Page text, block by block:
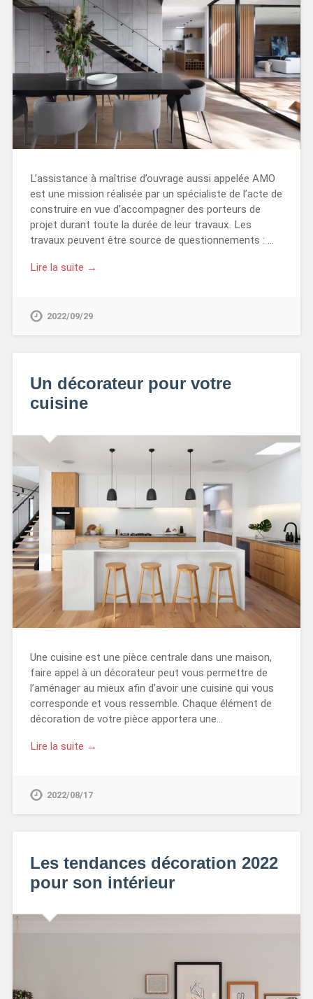
L’assistance à maîtrise d’ouvrage aussi appelée AMO
est une mission réalisée par un spécialiste de l’acte de
construire en vue d’accompagner des porteurs de
projet durant toute la durée de leur travaux. Les
travaux peuvent être source de questionnements : …
Lire la suite →
2022/09/29
Un décorateur pour votre
cuisine
Une cuisine est une pièce centrale dans une maison,
faire appel à un décorateur peut vous permettre de
l’aménager au mieux afin d’avoir une cuisine qui vous
corresponde et vous ressemble. Chaque élément de
décoration de votre pièce apportera une…
Lire la suite →
2022/08/17
Les tendances décoration 2022
pour son intérieur